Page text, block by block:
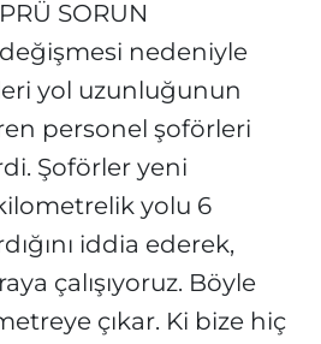
SORUN
nedeniyle
yol uzunluğunun
personel şoförleri
Şoförler yeni
yolu 6
iddia ederek,
çalışıyoruz. Böyle
çıkar. Ki bize hiç